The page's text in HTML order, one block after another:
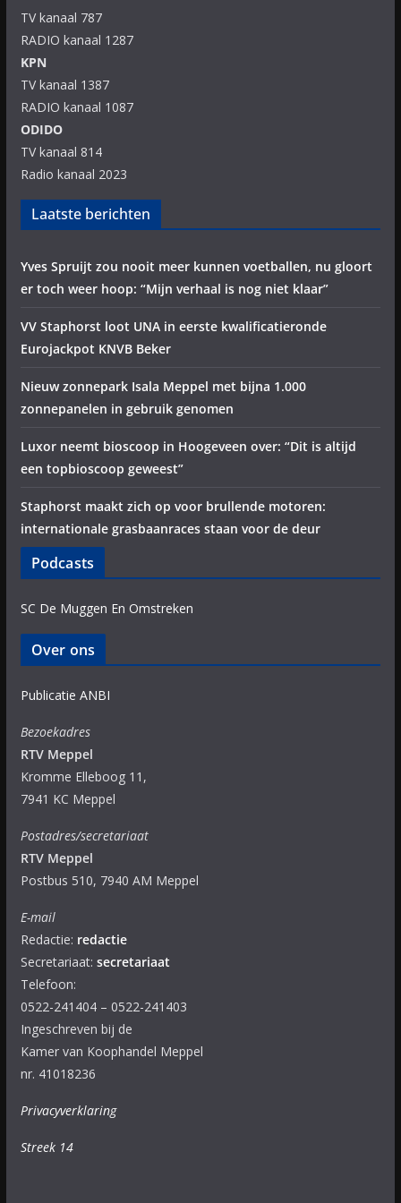
TV kanaal 787
RADIO kanaal 1287
KPN
TV kanaal 1387
RADIO kanaal 1087
ODIDO
TV kanaal 814
Radio kanaal 2023
Laatste berichten
Yves Spruijt zou nooit meer kunnen voetballen, nu gloort
er toch weer hoop: “Mijn verhaal is nog niet klaar”
VV Staphorst loot UNA in eerste kwalificatieronde
Eurojackpot KNVB Beker
Nieuw zonnepark Isala Meppel met bijna 1.000
zonnepanelen in gebruik genomen
Luxor neemt bioscoop in Hoogeveen over: “Dit is altijd
een topbioscoop geweest”
Staphorst maakt zich op voor brullende motoren:
internationale grasbaanraces staan voor de deur
Podcasts
SC De Muggen En Omstreken
Over ons
Publicatie ANBI
Bezoekadres
RTV Meppel
Kromme Elleboog 11,
7941 KC Meppel
Postadres/secretariaat
RTV Meppel
Postbus 510, 7940 AM Meppel
E-mail
Redactie: redactie
Secretariaat: secretariaat
Telefoon:
0522-241404 – 0522-241403
Ingeschreven bij de
Kamer van Koophandel Meppel
nr. 41018236
Privacyverklaring
Streek 14